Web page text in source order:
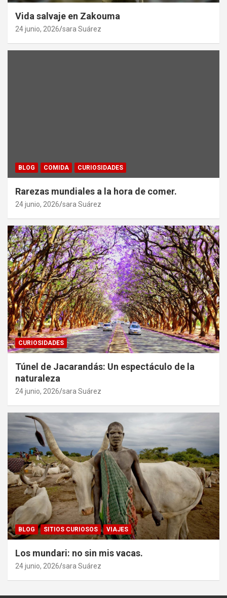
Vida salvaje en Zakouma
24 junio, 2026 sara Suárez
BLOG COMIDA CURIOSIDADES
Rarezas mundiales a la hora de comer.
24 junio, 2026 sara Suárez
CURIOSIDADES
Túnel de Jacarandás: Un espectáculo de la
naturaleza
24 junio, 2026 sara Suárez
BLOG SITIOS CURIOSOS VIAJES
Los mundari: no sin mis vacas.
24 junio, 2026 sara Suárez